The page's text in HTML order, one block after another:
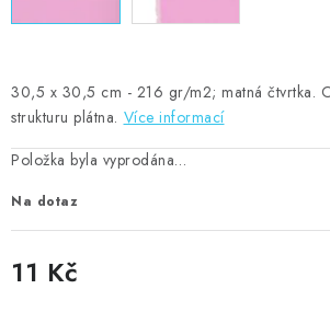
30,5 x 30,5 cm - 216 gr/m2; matná čtvrtka.
strukturu plátna. Více informací
Položka byla vyprodána…
Na dotaz
11 Kč